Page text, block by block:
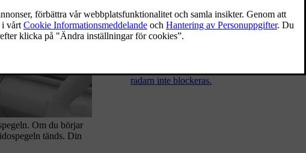
Om du börjar
tänds. Din
begränsningar
En radar använder radiovågor för att samla
radarn inte blockeras.